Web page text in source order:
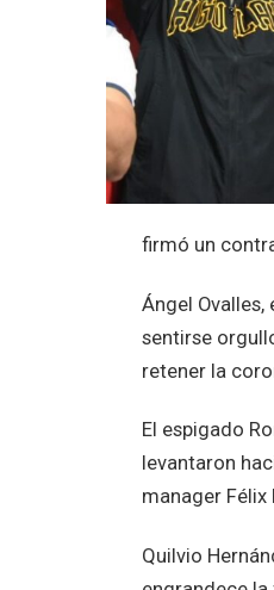
firmó un
Ángel
sentirse
retener la
El espigado
levantaron
manager Félix
Quilvio